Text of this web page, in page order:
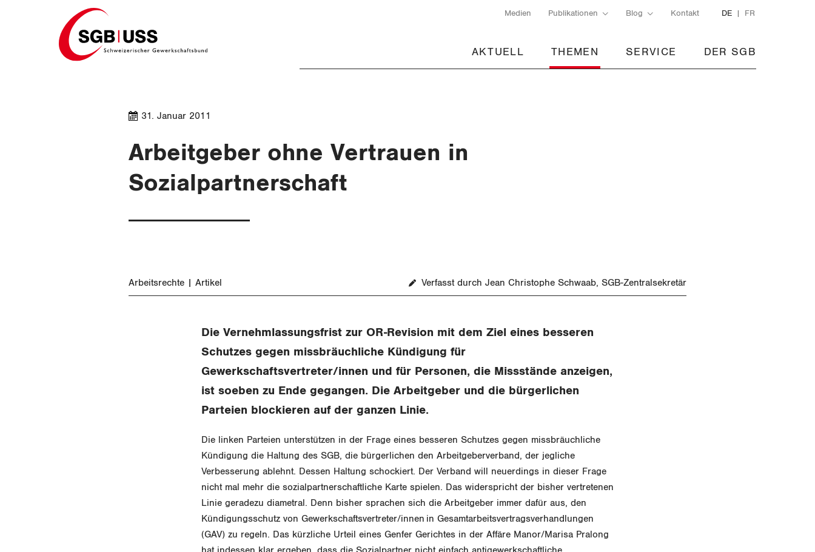
Home Medien Publikationen Blog Kontakt DE FR
AKTUELL THEMEN SERVICE DER SGB
31. Januar 2011
Arbeitgeber ohne Vertrauen in
Sozialpartnerschaft
Arbeitsrechte Artikel Verfasst durch Jean Christophe Schwaab, SGB-Zentralsekretär
Die Vernehmlassungsfrist zur OR-Revision mit dem Ziel eines besseren
Schutzes gegen missbräuchliche Kündigung für
Gewerkschaftsvertreter/innen und für Personen, die Missstände anzeigen,
ist soeben zu Ende gegangen. Die Arbeitgeber und die bürgerlichen
Parteien blockieren auf der ganzen Linie.
Die linken Parteien unterstützen in der Frage eines besseren Schutzes gegen missbräuchliche
Kündigung die Haltung des SGB, die bürgerlichen den Arbeitgeberverband, der jegliche
Verbesserung ablehnt. Dessen Haltung schockiert. Der Verband will neuerdings in dieser Frage
nicht mal mehr die sozialpartnerschaftliche Karte spielen. Das widerspricht der bisher vertretenen
Linie geradezu diametral. Denn bisher sprachen sich die Arbeitgeber immer dafür aus, den
Kündigungsschutz von Gewerkschaftsvertreter/innen in Gesamtarbeitsvertragsverhandlungen
(GAV) zu regeln. Das kürzliche Urteil eines Genfer Gerichtes in der Affäre Manor/Marisa Pralong
hat indessen klar ergeben, dass die Sozialpartner nicht einfach antigewerkschaftliche